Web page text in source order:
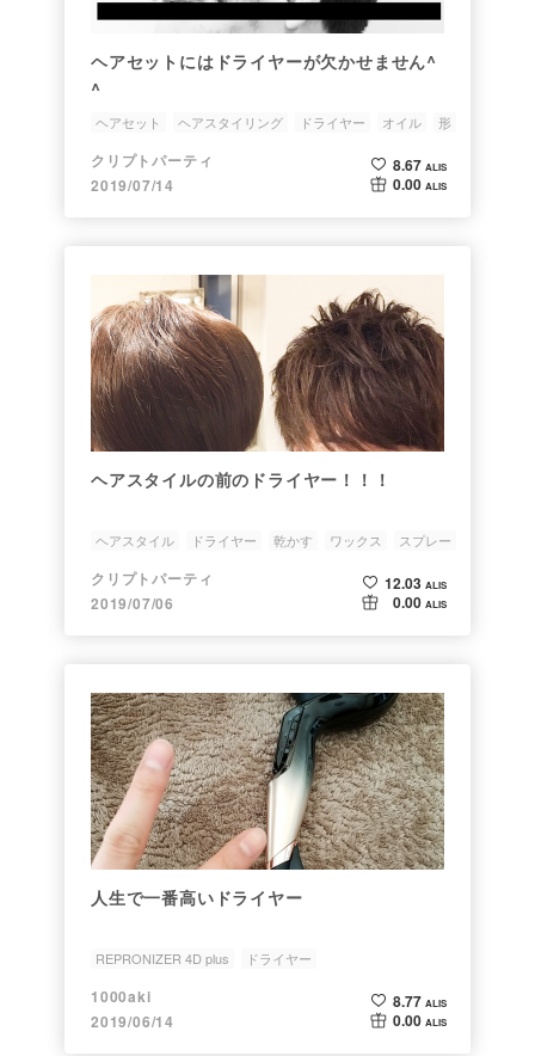
ヘアセットにはドライヤーが欠かせません^
^
ヘアセット ヘアスタイリング ドライヤー オイル 形
クリプトパーティ
2019/07/14
8.67 ALIS
0.00 ALIS
ヘアスタイルの前のドライヤー！！！
ヘアスタイル ドライヤー 乾かす ワックス スプレー
クリプトパーティ
2019/07/06
12.03 ALIS
0.00 ALIS
人生で一番高いドライヤー
REPRONIZER 4D plus ドライヤー
1000aki
2019/06/14
8.77 ALIS
0.00 ALIS